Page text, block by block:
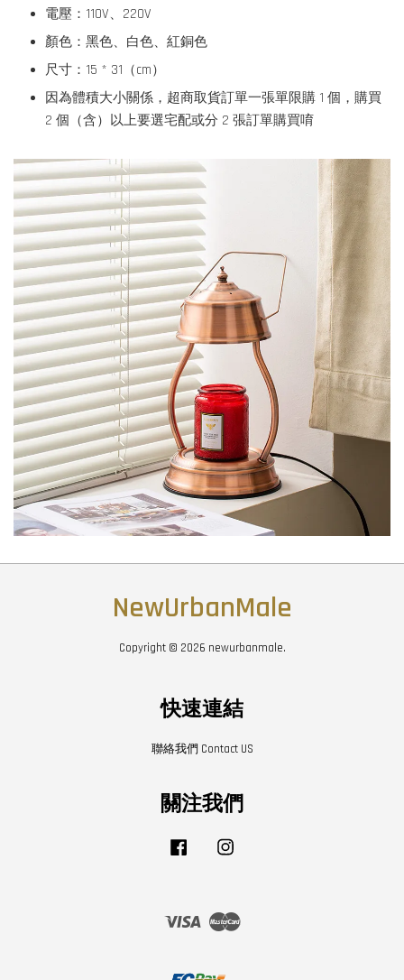
電壓：110V、220V
顏色：黑色、白色、紅銅色
尺寸：15 * 31（cm）
因為體積大小關係，超商取貨訂單一張單限購 1 個，購買
2 個（含）以上要選宅配或分 2 張訂單購買唷
NewUrbanMale
Copyright © 2026 newurbanmale.
快速連結
聯絡我們 Contact US
關注我們
Facebook
Visa Master